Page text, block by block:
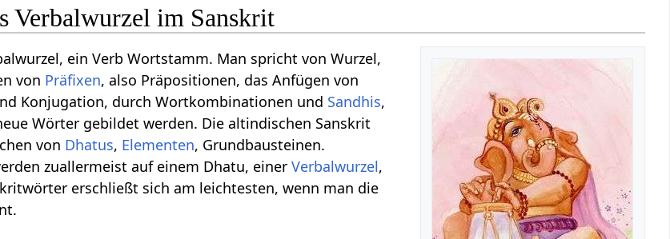
Verbalwurzel im Sanskrit
ein Verb Wortstamm. Man spricht von Wurzel,
von Präfixen, also Präpositionen, das Anfügen von
Konjugation, durch Wortkombinationen und Sandhis,
Wörter gebildet werden. Die altindischen Sanskrit
von Dhatus, Elementen, Grundbausteinen.
zuallermeist auf einem Dhatu, einerVerbalwurzel,
erschließt sich am leichtesten, wenn man die